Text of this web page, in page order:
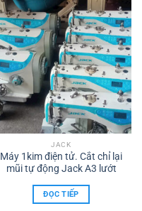
JACK
Máy 1kim điện tử. Cắt chỉ lại
mũi tự động Jack A3 lướt
ĐỌC TIẾP